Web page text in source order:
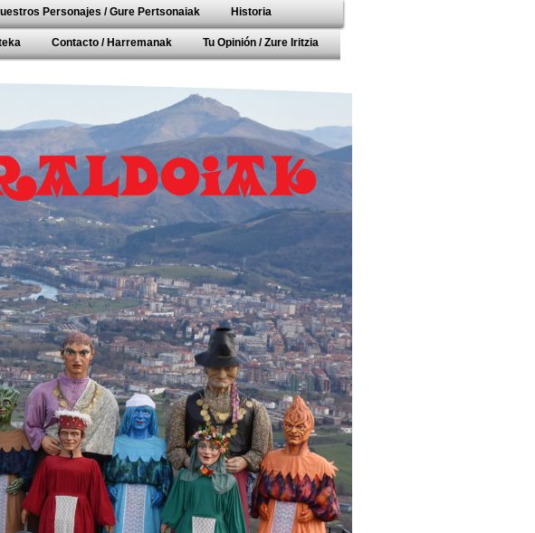
Personajes / Gure Pertsonaiak Historia
Contacto / Harremanak Tu Opinión / Zure Iritzia